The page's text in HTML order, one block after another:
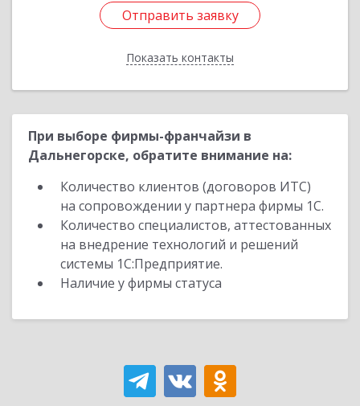
Отправить заявку
Показать контакты
Отправить заявку
Назад
При выборе фирмы-франчайзи в
Дальнегорске, обратите внимание на:
Количество клиентов (договоров ИТС)
на сопровождении у партнера фирмы 1С.
Количество специалистов, аттестованных
на внедрение технологий и решений
системы 1С:Предприятие.
Наличие у фирмы статуса